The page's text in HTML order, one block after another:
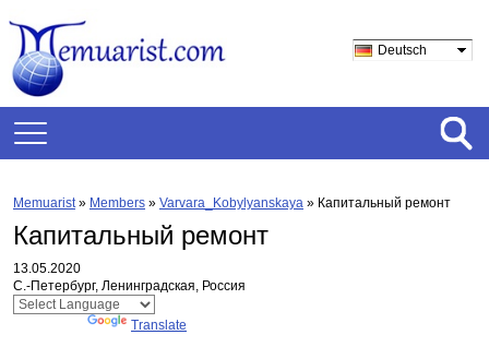
Deutsch
Memuarist» Members » Varvara_Kobylyanskaya » Капитальный ремонт
Капитальный ремонт
13.05.2020
С.-Петербург, Ленинградская, Россия
Translate